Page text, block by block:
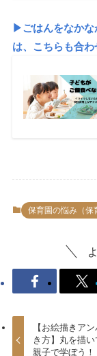
▶ごはんをなかな
は、こちらも合わ
保育園の悩み（保
【お絵描きア
き方】丸を描
親子で学ぼう！